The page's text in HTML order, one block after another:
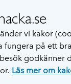
vi kakor
fungera på ett
godkänner
Läs mer om